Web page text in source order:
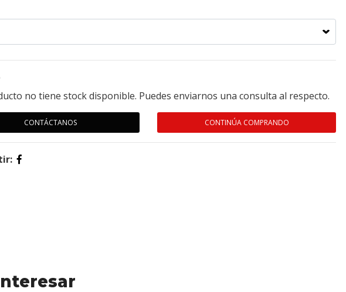
no tiene stock disponible. Puedes enviarnos una consulta al respecto.
CONTÁCTANOS CONTINÚA COMPRANDO